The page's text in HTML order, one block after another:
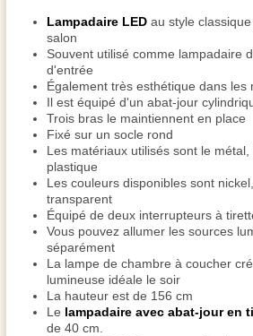
Lampadaire LED au style
salon
Souvent utilisé comme lampadaire
d'entrée
Également très esthétique dans les
Il est équipé d'un abat-jour
Trois bras le maintiennent en place
Fixé sur un socle rond
Les matériaux utilisés sont le métal,
plastique
Les couleurs disponibles sont
transparent
Équipé de deux interrupteurs à
Vous pouvez allumer les sources
séparément
La lampe de chambre à coucher
lumineuse idéale le soir
La hauteur est de 156 cm
Le lampadaire avec abat-jour en
de 40 cm.